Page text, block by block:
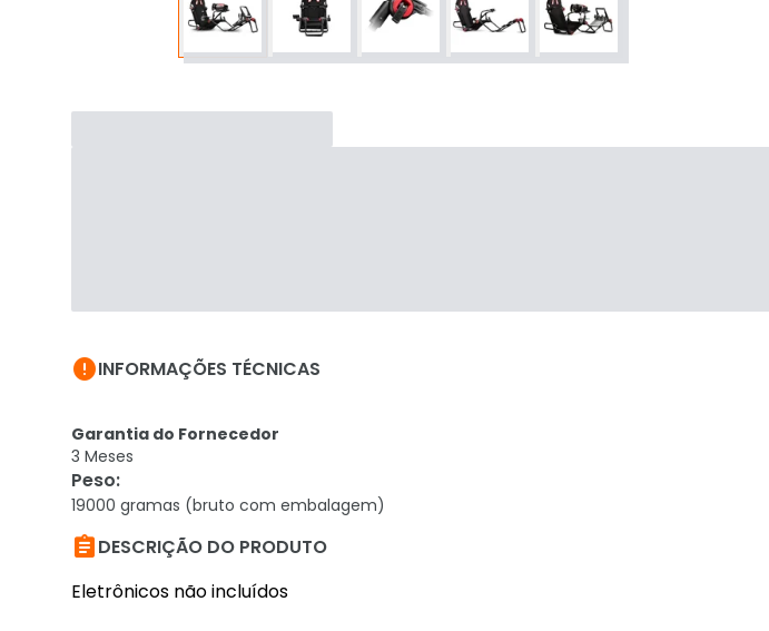
INFORMAÇÕES TÉCNICAS
Garantia do Fornecedor
3 Meses
Peso:
19000 gramas (bruto com embalagem)
DESCRIÇÃO DO PRODUTO
Eletrônicos não incluídos